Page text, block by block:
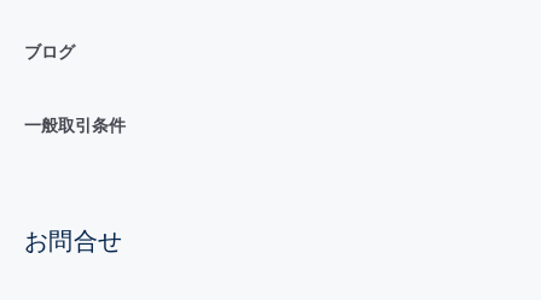
ブログ
一般取引条件
お問合せ